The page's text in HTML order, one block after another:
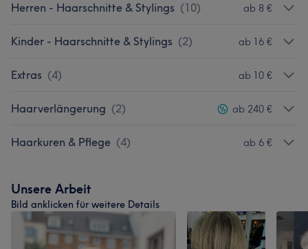
Herren - Haarschnitte & Stylings (10) ab 8 €
Kinder - Haarschnitte & Stylings (2) ab 16 €
Extras (4) ab 10 €
Haarverlängerung (2) ab 240 €
Haarkuren & Pflege (4) ab 6 €
Unsere Arbeit
Bild anklicken für weitere Details